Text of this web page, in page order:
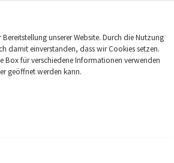
unserer Website. Durch die Nutzung
damit einverstanden, dass wir Cookies setzen.
Box für verschiedene Informationen verwenden
geöffnet werden kann.